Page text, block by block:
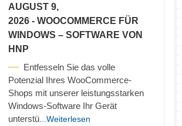
AUGUST 9,
2026 - WOOCOMMERCE FÜR
WINDOWS – SOFTWARE VON
HNP
Entfesseln Sie das volle
Potenzial Ihres WooCommerce-
Shops mit unserer leistungsstarken
Windows-Software Ihr Gerät
unterstü ...Weiterlesen